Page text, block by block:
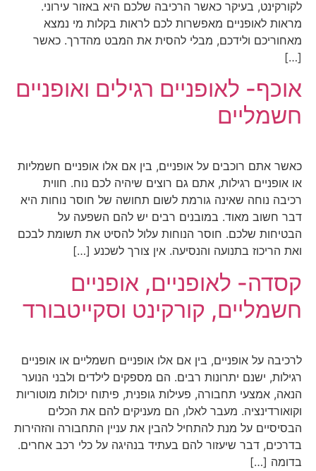
לקורקינט, בעיקר כאשר הרכיבה שלכם היא באזור עירוני.
מראות לאופניים מאפשרות לכם לראות בקלות מי נמצא
מאחוריכם ולידכם, מבלי להסית את המבט מהדרך. כאשר
[…]
אוכף- לאופניים רגילים ואופניים
חשמליים
כאשר אתם רוכבים על אופניים, בין אם אלו אופניים חשמליות
או אופניים רגילות, אתם גם רוצים שיהיה לכם נוח. חווית
רכיבה נוחה שאינה גורמת לשום תחושה של חוסר נוחות היא
דבר חשוב מאוד. במובנים רבים יש להם השפעה על
הבטיחות שלכם. חוסר הנוחות עלול להסיט את תשומת לבכם
ואת הריכוז בתנועה והנסיעה. אין צורך לשכנע […]
קסדה- לאופניים, אופניים
חשמליים, קורקינט וסקייטבורד
לרכיבה על אופניים, בין אם אלו אופניים חשמליים או אופניים
רגילות, ישנם יתרונות רבים. הם מספקים לילדים ולבני הנוער
הנאה, אמצעי תחבורה, פעילות גופנית, פיתוח יכולות מוטוריות
וקואורדינציה. מעבר לאלו, הם מעניקים להם את הכלים
הבסיסיים על מנת להתחיל להבין את עניין התחבורה והזהירות
בדרכים, דבר שיעזור להם בעתיד בנהיגה על כלי רכב אחרים.
בדומה […]